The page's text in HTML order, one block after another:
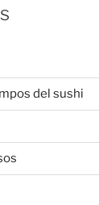
del sushi